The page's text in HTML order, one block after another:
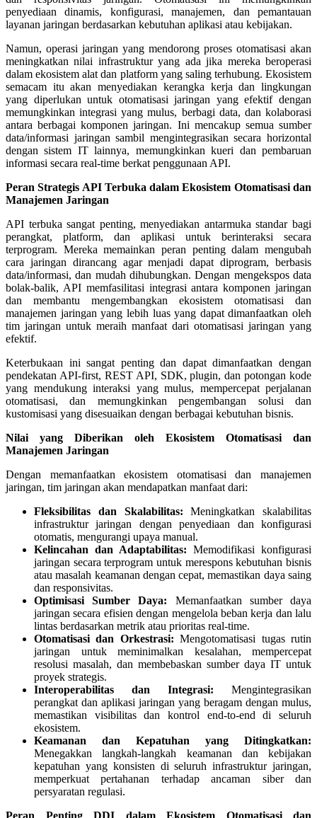
penyediaan dinamis, konfigurasi, manajemen, dan pemantauan
layanan jaringan berdasarkan kebutuhan aplikasi atau kebijakan.
Namun, operasi jaringan yang mendorong proses otomatisasi akan
meningkatkan nilai infrastruktur yang ada jika mereka beroperasi
dalam ekosistem alat dan platform yang saling terhubung. Ekosistem
semacam itu akan menyediakan kerangka kerja dan lingkungan
yang diperlukan untuk otomatisasi jaringan yang efektif dengan
memungkinkan integrasi yang mulus, berbagi data, dan kolaborasi
antara berbagai komponen jaringan. Ini mencakup semua sumber
data/informasi jaringan sambil mengintegrasikan secara horizontal
dengan sistem IT lainnya, memungkinkan kueri dan pembaruan
informasi secara real-time berkat penggunaan API.
Peran Strategis API Terbuka dalam Ekosistem Otomatisasi dan
Manajemen Jaringan
API terbuka sangat penting, menyediakan antarmuka standar bagi
perangkat, platform, dan aplikasi untuk berinteraksi secara
terprogram. Mereka memainkan peran penting dalam mengubah
cara jaringan dirancang agar menjadi dapat diprogram, berbasis
data/informasi, dan mudah dihubungkan. Dengan mengekspos data
bolak-balik, API memfasilitasi integrasi antara komponen jaringan
dan membantu mengembangkan ekosistem otomatisasi dan
manajemen jaringan yang lebih luas yang dapat dimanfaatkan oleh
tim jaringan untuk meraih manfaat dari otomatisasi jaringan yang
efektif.
Keterbukaan ini sangat penting dan dapat dimanfaatkan dengan
pendekatan API-first, REST API, SDK, plugin, dan potongan kode
yang mendukung interaksi yang mulus, mempercepat perjalanan
otomatisasi, dan memungkinkan pengembangan solusi dan
kustomisasi yang disesuaikan dengan berbagai kebutuhan bisnis.
Nilai yang Diberikan oleh Ekosistem Otomatisasi dan
Manajemen Jaringan
Dengan memanfaatkan ekosistem otomatisasi dan manajemen
jaringan, tim jaringan akan mendapatkan manfaat dari:
Fleksibilitas dan Skalabilitas: Meningkatkan skalabilitas
infrastruktur jaringan dengan penyediaan dan konfigurasi
otomatis, mengurangi upaya manual.
Kelincahan dan Adaptabilitas: Memodifikasi konfigurasi
jaringan secara terprogram untuk merespons kebutuhan bisnis
atau masalah keamanan dengan cepat, memastikan daya saing
dan responsivitas.
Optimisasi Sumber Daya: Memanfaatkan sumber daya
jaringan secara efisien dengan mengelola beban kerja dan lalu
lintas berdasarkan metrik atau prioritas real-time.
Otomatisasi dan Orkestrasi: Mengotomatisasi tugas rutin
jaringan untuk meminimalkan kesalahan, mempercepat
resolusi masalah, dan membebaskan sumber daya IT untuk
proyek strategis.
Interoperabilitas dan Integrasi: Mengintegrasikan
perangkat dan aplikasi jaringan yang beragam dengan mulus,
memastikan visibilitas dan kontrol end-to-end di seluruh
ekosistem.
Keamanan dan Kepatuhan yang Ditingkatkan:
Menegakkan langkah-langkah keamanan dan kebijakan
kepatuhan yang konsisten di seluruh infrastruktur jaringan,
memperkuat pertahanan terhadap ancaman siber dan
persyaratan regulasi.
Peran Penting DDI dalam Ekosistem Otomatisasi dan